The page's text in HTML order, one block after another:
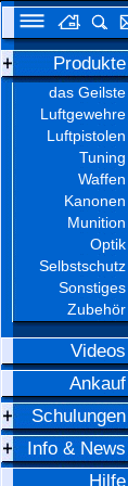
Produkte
das Geilste
Luftgewehre
Luftpistolen
Tuning
Waffen
Kanonen
Munition
Optik
Selbstschutz
Sonstiges
Zubehör
Videos
Ankauf
Schulungen
Info & News
Hilfe